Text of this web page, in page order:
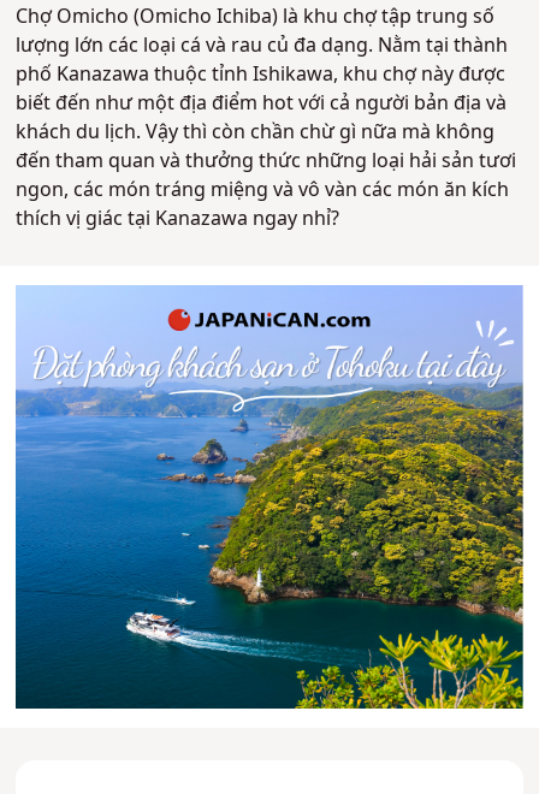
Chợ Omicho (Omicho Ichiba) là khu chợ tập trung số
lượng lớn các loại cá và rau củ đa dạng. Nằm tại thành
phố Kanazawa thuộc tỉnh Ishikawa, khu chợ này được
biết đến như một địa điểm hot với cả người bản địa và
khách du lịch. Vậy thì còn chần chừ gì nữa mà không
đến tham quan và thưởng thức những loại hải sản tươi
ngon, các món tráng miệng và vô vàn các món ăn kích
thích vị giác tại Kanazawa ngay nhỉ?